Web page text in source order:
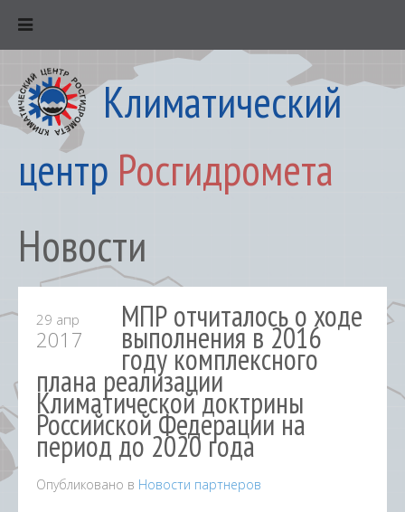
Климатический
центр Росгидромета
Новости
29 апр
2017
МПР отчиталось о ходе
выполнения в 2016
году комплексного
плана реализации
Климатической доктрины
Российской Федерации на
период до 2020 года
Опубликовано в Новости партнеров